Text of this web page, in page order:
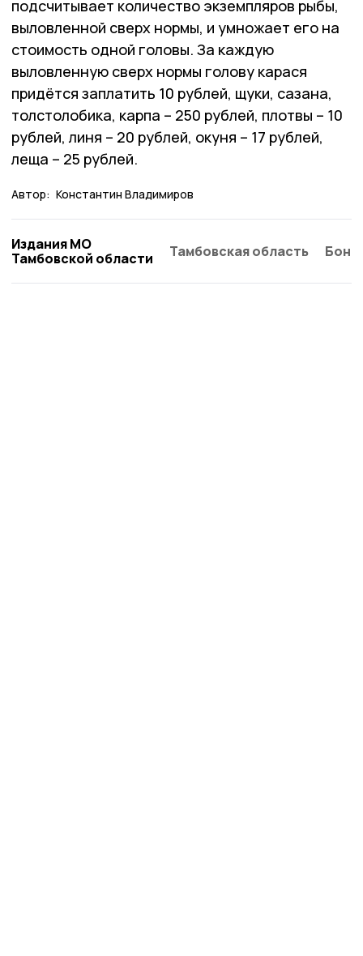
подсчитывает количество экземпляров рыбы,
выловленной сверх нормы, и умножает его на
стоимость одной головы. За каждую
выловленную сверх нормы голову карася
придётся заплатить 10 рублей, щуки, сазана,
толстолобика, карпа – 250 рублей, плотвы – 10
рублей, линя – 20 рублей, окуня – 17 рублей,
леща – 25 рублей.
Автор: Константин Владимиров
Издания МО
Тамбовской области
Тамбовская область